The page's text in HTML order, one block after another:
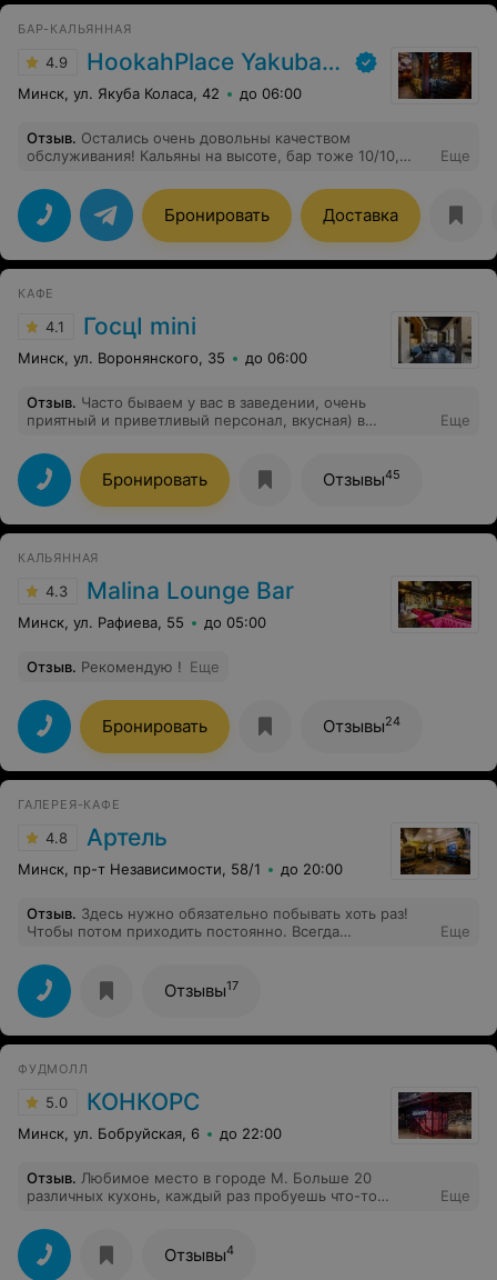
БАР-КАЛЬЯННАЯ
4.9 HookahPlace Yakuba Kolasa
Минск, ул. Якуба Коласа, 42 до 06:00
Отзыв. Остались очень довольны качеством
обслуживания! Кальяны на высоте, бар тоже 10/10,
за теплый прием!
Еще
Бронировать Доставка
КАФЕ
4.1 ГосцI mini
Минск, ул. Воронянского, 35 до 06:00
Отзыв. Часто бываем у вас в заведении, очень
приятный и приветливый персонал, вкусная) в
девушку официанта (работала 20 августа), и
темненькую девушку из фудтрака, к сожалению, не
знаю имён, но от них прям веет особенным
настроением ✌️ Одно из самых любимых заведений в
Минске)
Еще
Бронировать Отзывы45
КАЛЬЯННАЯ
4.3 Malina Lounge Bar
Минск, ул. Рафиева, 55 до 05:00
Отзыв. Рекомендую ! Еще
Бронировать Отзывы24
ГАЛЕРЕЯ-КАФЕ
4.8 Артель
Минск, пр-т Независимости, 58/1 до 20:00
Отзыв. Здесь нужно обязательно побывать хоть раз!
Чтобы потом приходить постоянно. Всегда
шикарный кофе и чизкейк... Но главное, конечно,
выставки. Экспозиция Исачёва впечатлила! Спасибо
коллекционеру Орлову и организаторам. Молодцы
большие.
Еще
Отзывы17
ФУДМОЛЛ
5.0 КОНКОРС
Минск, ул. Бобруйская, 6 до 22:00
Отзыв. Любимое место в городе М. Больше 20
различных кухонь, каждый раз пробуешь что-то
музыка по выходным - отдельная любовь. А недавно
появилась еще и игровая лас-легас, где можно
оставить ребенка, а самой побегать по торговому
Еще
Отзывы4